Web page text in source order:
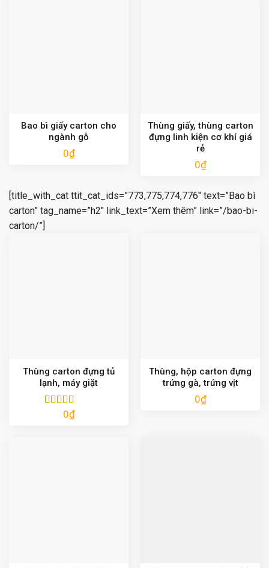
Bao bì giấy carton cho
ngành gỗ
0₫
Thùng giấy, thùng carton
đựng linh kiện cơ khí giá
rẻ
0₫
[title_with_cat ttit_cat_ids=”773,775,774,776″ text=”Bao bì
carton” tag_name=”h2″ link_text=”Xem thêm” link=”/bao-bi-
carton/”]
Thùng carton đựng tủ
lạnh, máy giặt
Được xếp
0₫
Thùng, hộp carton đựng
trứng gà, trứng vịt
0₫